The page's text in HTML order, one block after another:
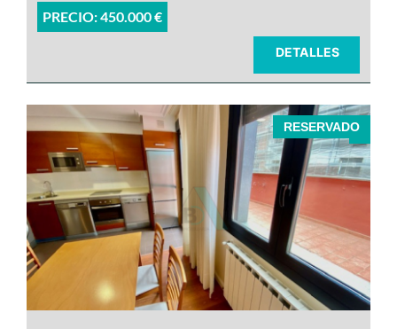
PRECIO: 450.000 €
DETALLES
RESERVADO
Ubicado en pleno centro de Llanes